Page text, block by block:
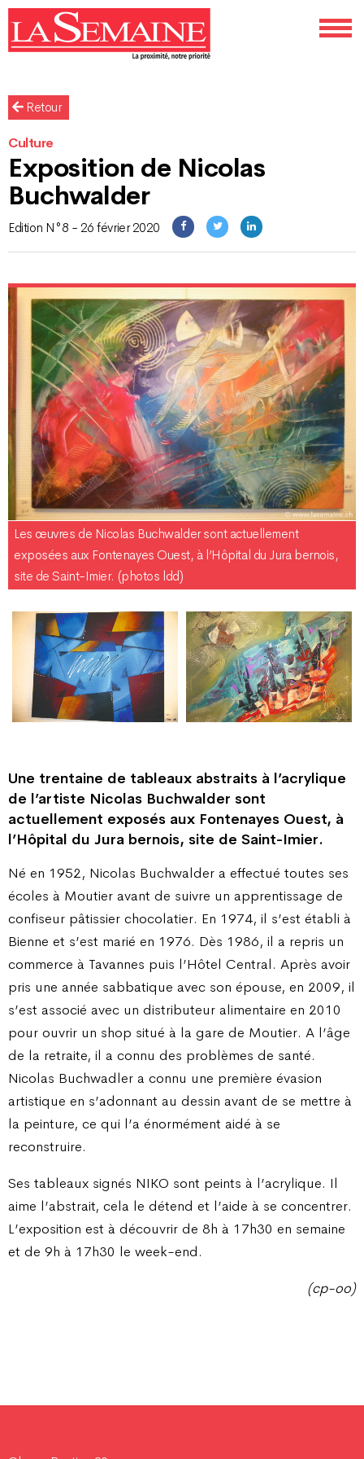
Retour
Culture
Exposition de Nicolas
Buchwalder
Edition N°8 - 26 février 2020
Les œuvres de Nicolas Buchwalder sont actuellement
exposées aux Fontenayes Ouest, à l’Hôpital du Jura bernois,
site de Saint-Imier. (photos ldd)
Une trentaine de tableaux abstraits à l’acrylique
de l’artiste Nicolas Buchwalder sont
actuellement exposés aux Fontenayes Ouest, à
l’Hôpital du Jura bernois, site de Saint-Imier.
Né en 1952, Nicolas Buchwalder a effectué toutes ses
écoles à Moutier avant de suivre un apprentissage de
confiseur pâtissier chocolatier. En 1974, il s’est établi à
Bienne et s’est marié en 1976. Dès 1986, il a repris un
commerce à Tavannes puis l’Hôtel Central. Après avoir
pris une année sabbatique avec son épouse, en 2009, il
s’est associé avec un distributeur alimentaire en 2010
pour ouvrir un shop situé à la gare de Moutier. A l’âge
de la retraite, il a connu des problèmes de santé.
Nicolas Buchwadler a connu une première évasion
artistique en s’adonnant au dessin avant de se mettre à
la peinture, ce qui l’a énormément aidé à se
reconstruire.
Ses tableaux signés NIKO sont peints à l’acrylique. Il
aime l’abstrait, cela le détend et l’aide à se concentrer.
L’exposition est à découvrir de 8h à 17h30 en semaine
et de 9h à 17h30 le week-end.
(cp-oo)